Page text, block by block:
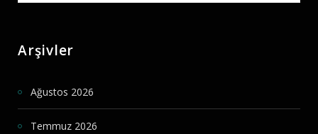
Arşivler
Ağustos 2026
Temmuz 2026